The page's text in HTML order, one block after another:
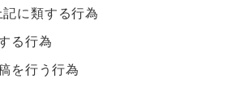
に類する行為
る行為
を行う行為